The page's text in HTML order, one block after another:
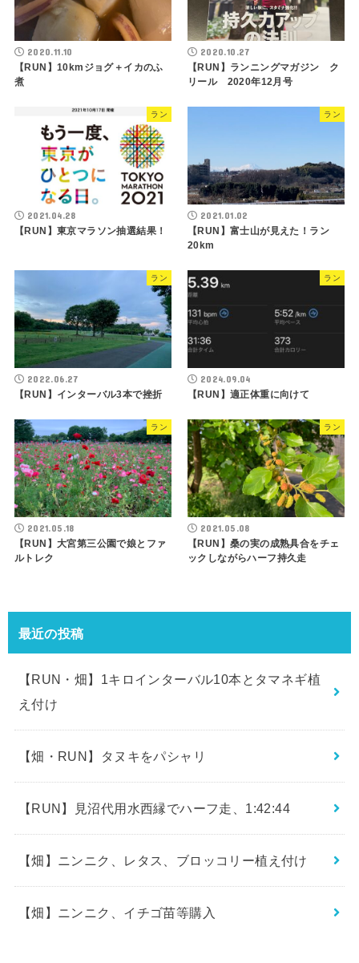
2020.11.10
【RUN】10kmジョグ＋イカのふ
煮
2020.10.27
【RUN】ランニングマガジン ク
リール 2020年12月号
ラン
2021.04.28
【RUN】東京マラソン抽選結果！
ラン
2021.01.02
【RUN】富士山が見えた！ラン
20km
ラン
2022.06.27
【RUN】インターバル3本で挫折
ラン
2024.09.04
【RUN】適正体重に向けて
ラン
2021.05.18
【RUN】大宮第三公園で娘とファ
ルトレク
ラン
2021.05.08
【RUN】桑の実の成熟具合をチェ
ックしながらハーフ持久走
最近の投稿
【RUN・畑】1キロインターバル10本とタマネギ植
え付け
【畑・RUN】タヌキをパシャリ
【RUN】見沼代用水西縁でハーフ走、1:42:44
【畑】ニンニク、レタス、ブロッコリー植え付け
【畑】ニンニク、イチゴ苗等購入